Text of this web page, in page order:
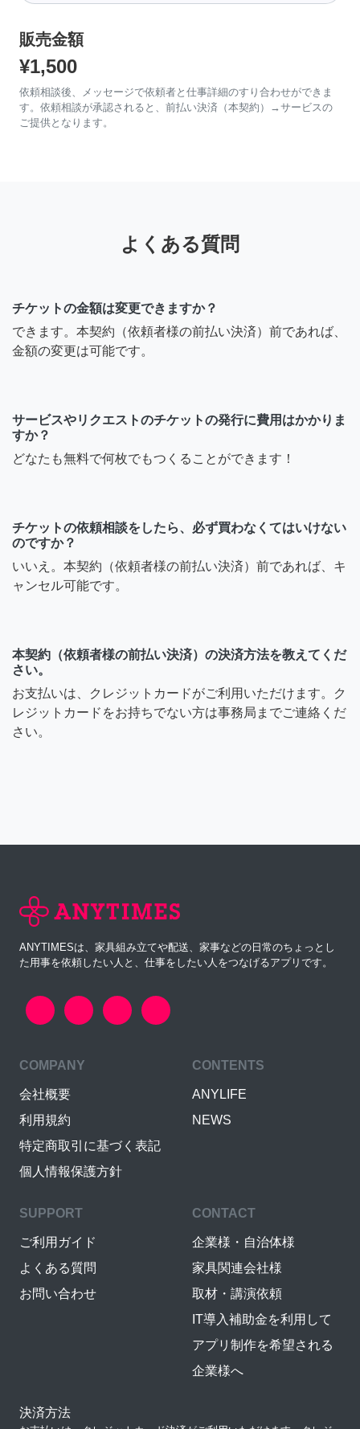
販売金額
¥1,500
依頼相談後、メッセージで依頼者と仕事詳細のすり合わせができま
す。依頼相談が承認されると、前払い決済（本契約）→サービスの
ご提供となります。
よくある質問
チケットの金額は変更できますか？
できます。本契約（依頼者様の前払い決済）前であれば、
金額の変更は可能です。
サービスやリクエストのチケットの発行に費用はかかりま
すか？
どなたも無料で何枚でもつくることができます！
チケットの依頼相談をしたら、必ず買わなくてはいけない
のですか？
いいえ。本契約（依頼者様の前払い決済）前であれば、キ
ャンセル可能です。
本契約（依頼者様の前払い決済）の決済方法を教えてくだ
さい。
お支払いは、クレジットカードがご利用いただけます。ク
レジットカードをお持ちでない方は事務局までご連絡くだ
さい。
ANYTIMESは、家具組み立てや配送、家事などの日常のちょっとし
た用事を依頼したい人と、仕事をしたい人をつなげるアプリです。
COMPANY
会社概要
利用規約
特定商取引に基づく表記
個人情報保護方針
CONTENTS
ANYLIFE
NEWS
SUPPORT
ご利用ガイド
よくある質問
お問い合わせ
CONTACT
企業様・自治体様
家具関連会社様
取材・講演依頼
IT導入補助金を利用して
アプリ制作を希望される
企業様へ
決済方法